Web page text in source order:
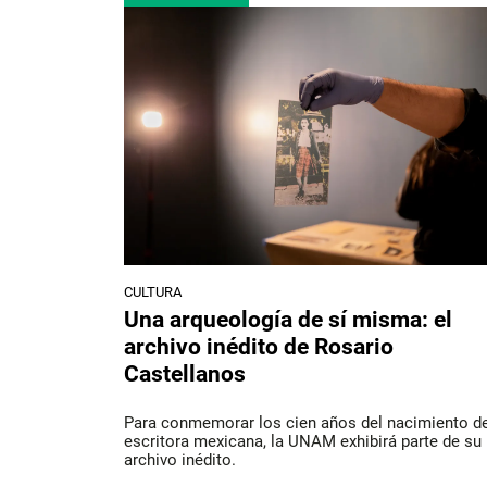
CULTURA
Una arqueología de sí misma: el
archivo inédito de Rosario
Castellanos
Para conmemorar los cien años del nacimiento
escritora mexicana, la UNAM exhibirá parte de su
archivo inédito.